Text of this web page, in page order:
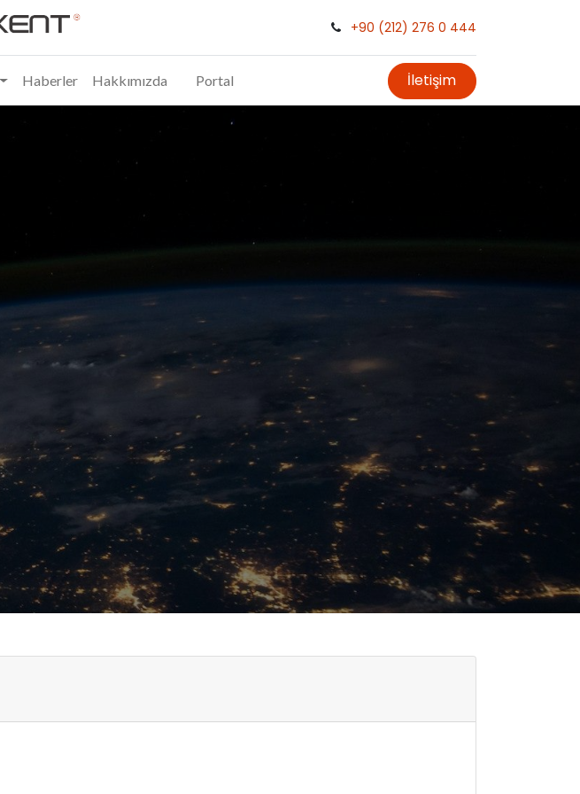
+90 (212) 276 0 444
Haberler Hakkımızda Portal İletişim